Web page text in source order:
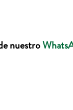
nuestro